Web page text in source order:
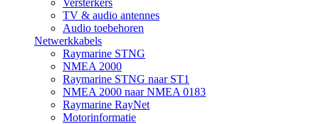
Versterkers
TV & audio antennes
Audio toebehoren
Netwerkkabels
Raymarine STNG
NMEA 2000
Raymarine STNG naar ST1
NMEA 2000 naar NMEA 0183
Raymarine RayNet
Motorinformatie